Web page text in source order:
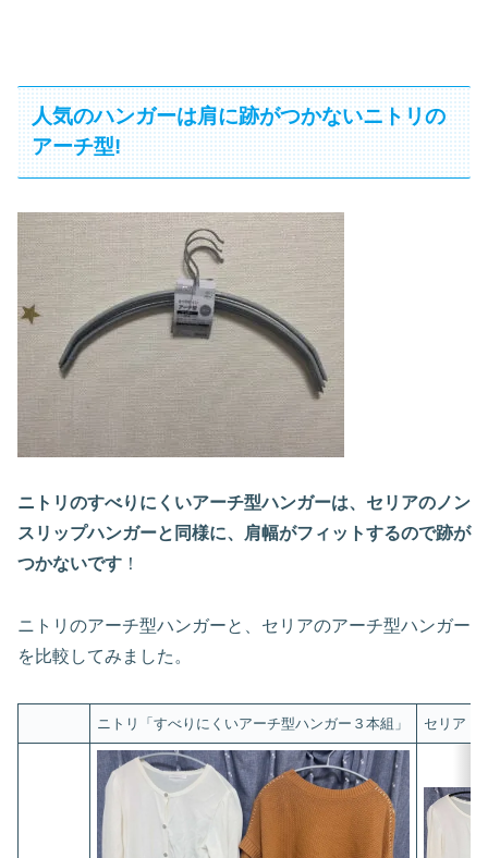
人気のハンガーは肩に跡がつかないニトリの
アーチ型!
ニトリのすべりにくいアーチ型ハンガーは、セリアのノン
スリップハンガーと同様に、肩幅がフィットするので跡が
つかないです ！
ニトリのアーチ型ハンガーと、セリアのアーチ型ハンガー
を比較してみました。
ニトリ「すべりにくいアーチ型ハンガー３本組」 セリア「